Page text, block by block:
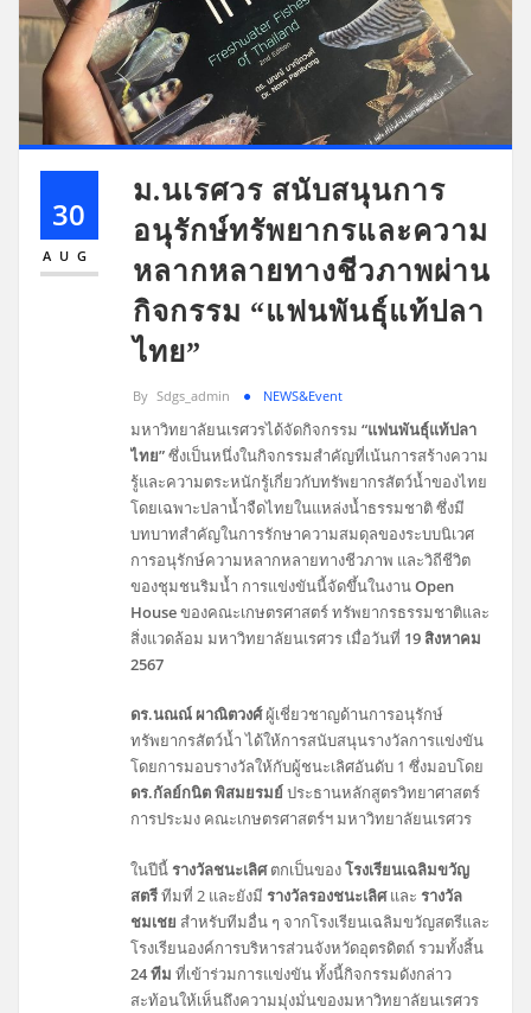
30
AUG
ม.นเรศวร สนับสนุนการ
อนุรักษ์ทรัพยากรและความ
หลากหลายทางชีวภาพผ่าน
กิจกรรม “แฟนพันธุ์แท้ปลา
ไทย”
By Sdgs_admin NEWS&Event
มหาวิทยาลัยนเรศวรได้จัดกิจกรรม“แฟนพันธุ์แท้ปลา
ไทย”ซึ่งเป็นหนึ่งในกิจกรรมสำคัญที่เน้นการสร้างความ
รู้และความตระหนักรู้เกี่ยวกับทรัพยากรสัตว์น้ำของไทย
โดยเฉพาะปลาน้ำจืดไทยในแหล่งน้ำธรรมชาติ ซึ่งมี
บทบาทสำคัญในการรักษาความสมดุลของระบบนิเวศ
การอนุรักษ์ความหลากหลายทางชีวภาพ และวิถีชีวิต
ของชุมชนริมน้ำ การแข่งขันนี้จัดขึ้นในงานOpen
Houseของคณะเกษตรศาสตร์ ทรัพยากรธรรมชาติและ
สิ่งแวดล้อม มหาวิทยาลัยนเรศวร เมื่อวันที่ 19 สิงหาคม
2567
ดร.นณณ์ ผาณิตวงศ์ผู้เชี่ยวชาญด้านการอนุรักษ์
ทรัพยากรสัตว์น้ำ ได้ให้การสนับสนุนรางวัลการแข่งขัน
โดยการมอบรางวัลให้กับผู้ชนะเลิศอันดับ 1 ซึ่งมอบโดย
ดร.กัลย์กนิต พิสมยรมย์ ประธานหลักสูตรวิทยาศาสตร์
การประมง คณะเกษตรศาสตร์ฯ มหาวิทยาลัยนเรศวร
ในปีนี้รางวัลชนะเลิศตกเป็นของโรงเรียนเฉลิมขวัญ
สตรีทีมที่ 2 และยังมีรางวัลรองชนะเลิศและรางวัล
ชมเชย สำหรับทีมอื่น ๆ จากโรงเรียนเฉลิมขวัญสตรีและ
โรงเรียนองค์การบริหารส่วนจังหวัดอุตรดิตถ์ รวมทั้งสิ้น
24 ทีม ที่เข้าร่วมการแข่งขัน ทั้งนี้กิจกรรมดังกล่าว
สะท้อนให้เห็นถึงความมุ่งมั่นของมหาวิทยาลัยนเรศวร